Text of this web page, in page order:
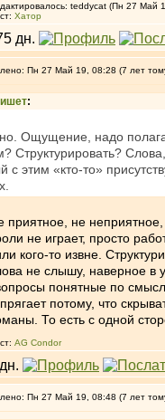
teddycat (Пн 27 Май
Хатор
Пн 27 Май 19, 08:28 (7 лет
:
Ощущение, надо
Структурировать?
с этим «кто-то»
не
не играет, просто
кого-то извне.
не слышу, наверное в
понятные по
потому, что
То есть с одной
AG Condor
Пн 27 Май 19, 08:48 (7 лет